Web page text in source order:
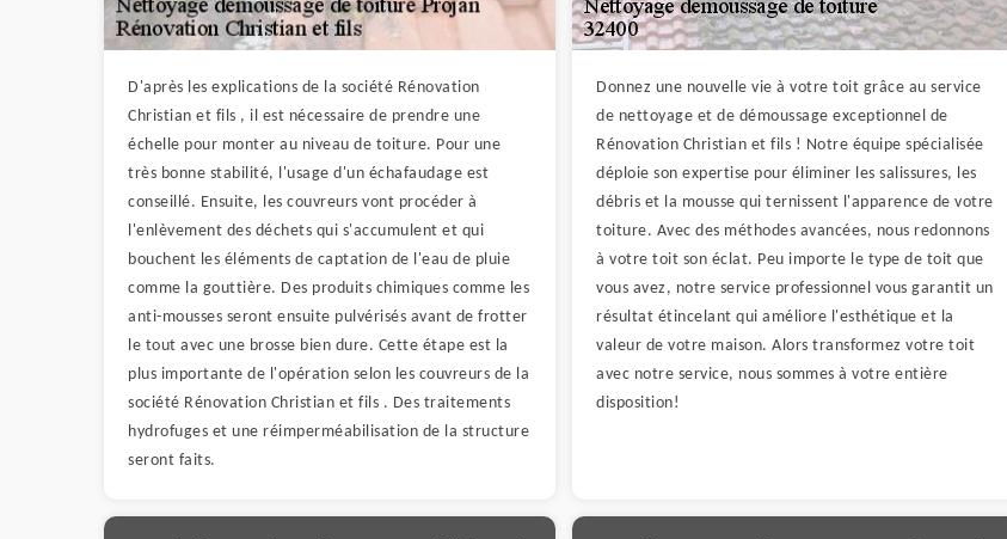
D'après les explications de la société Rénovation
Christian et fils , il est nécessaire de prendre une
échelle pour monter au niveau de toiture. Pour une
très bonne stabilité, l'usage d'un échafaudage est
conseillé. Ensuite, les couvreurs vont procéder à
l'enlèvement des déchets qui s'accumulent et qui
bouchent les éléments de captation de l'eau de pluie
comme la gouttière. Des produits chimiques comme les
anti-mousses seront ensuite pulvérisés avant de frotter
le tout avec une brosse bien dure. Cette étape est la
plus importante de l'opération selon les couvreurs de la
société Rénovation Christian et fils . Des traitements
hydrofuges et une réimperméabilisation de la structure
seront faits.
Donnez une nouvelle vie à votre toit grâce au service
de nettoyage et de démoussage exceptionnel de
Rénovation Christian et fils ! Notre équipe spécialisée
déploie son expertise pour éliminer les salissures, les
débris et la mousse qui ternissent l'apparence de votre
toiture. Avec des méthodes avancées, nous redonnons
à votre toit son éclat. Peu importe le type de toit que
vous avez, notre service professionnel vous garantit un
résultat étincelant qui améliore l'esthétique et la
valeur de votre maison. Alors transformez votre toit
avec notre service, nous sommes à votre entière
disposition!